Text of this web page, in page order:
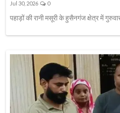
Jul 30, 2026 0
पहाड़ों की रानी मसूरी के हुसैनगंज क्षेत्र में गुरुवार